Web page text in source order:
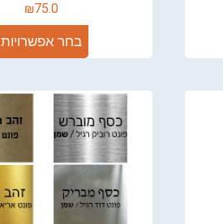
₪75.0
בחר אפשרויות